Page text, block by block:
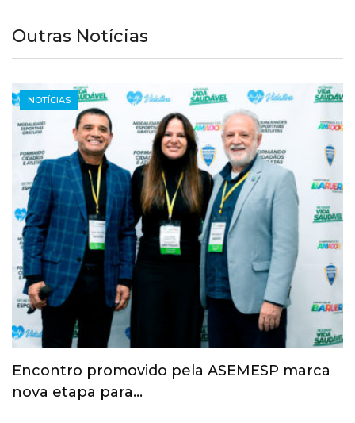
Outras Notícias
NOTÍCIAS
Esporte ganha espaço na agenda
econômica e mobiliza…